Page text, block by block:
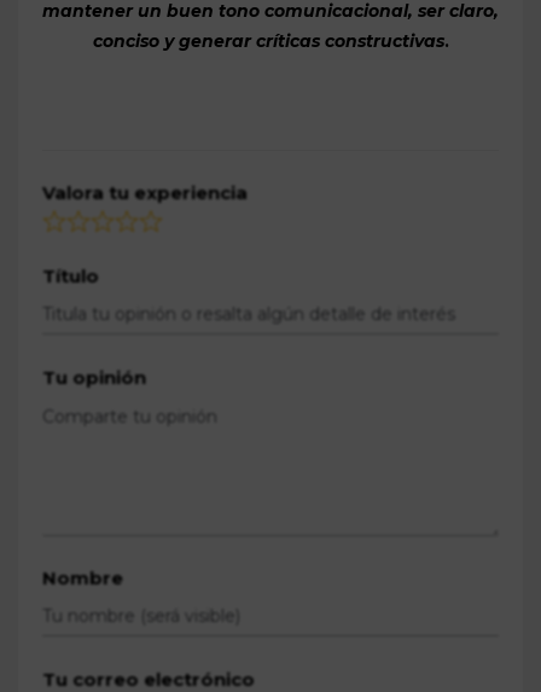
mantener un buen tono comunicacional, ser claro,
conciso y generar críticas constructivas.
Valora tu experiencia
Título
Tu opinión
Nombre
Tu correo electrónico